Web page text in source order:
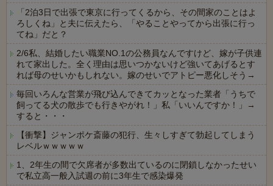
「2泊3日で出張で東京に行ってくるから、その間家のことはよ
ろしくね」と夫に伝えたら、「やることやってから出張に行っ
てね」だと？
2/6私、結婚したい職業NO.1の公務員なんですけど、嫁が子供連
れて家出した。全く理由は思いつかないけど強いてあげるとす
れば母のせいかもしれない。嫁のせいでアトピー悪化しそう→
毎回いろんな営業が飛び込んできてカッとなった業者「うちで
飼ってる犬の散歩でも行きやがれ！」私「いいんですか！」→
すると・・・
【衝撃】ジャンポケ斎藤の犯行、生々しすぎて勃起してしまう
レベルｗｗｗｗｗ
1、2年生の間で欠席者が多数出ているのに閉鎖しなかったせい
で私立高一般入試週の前に3年生で感染爆発